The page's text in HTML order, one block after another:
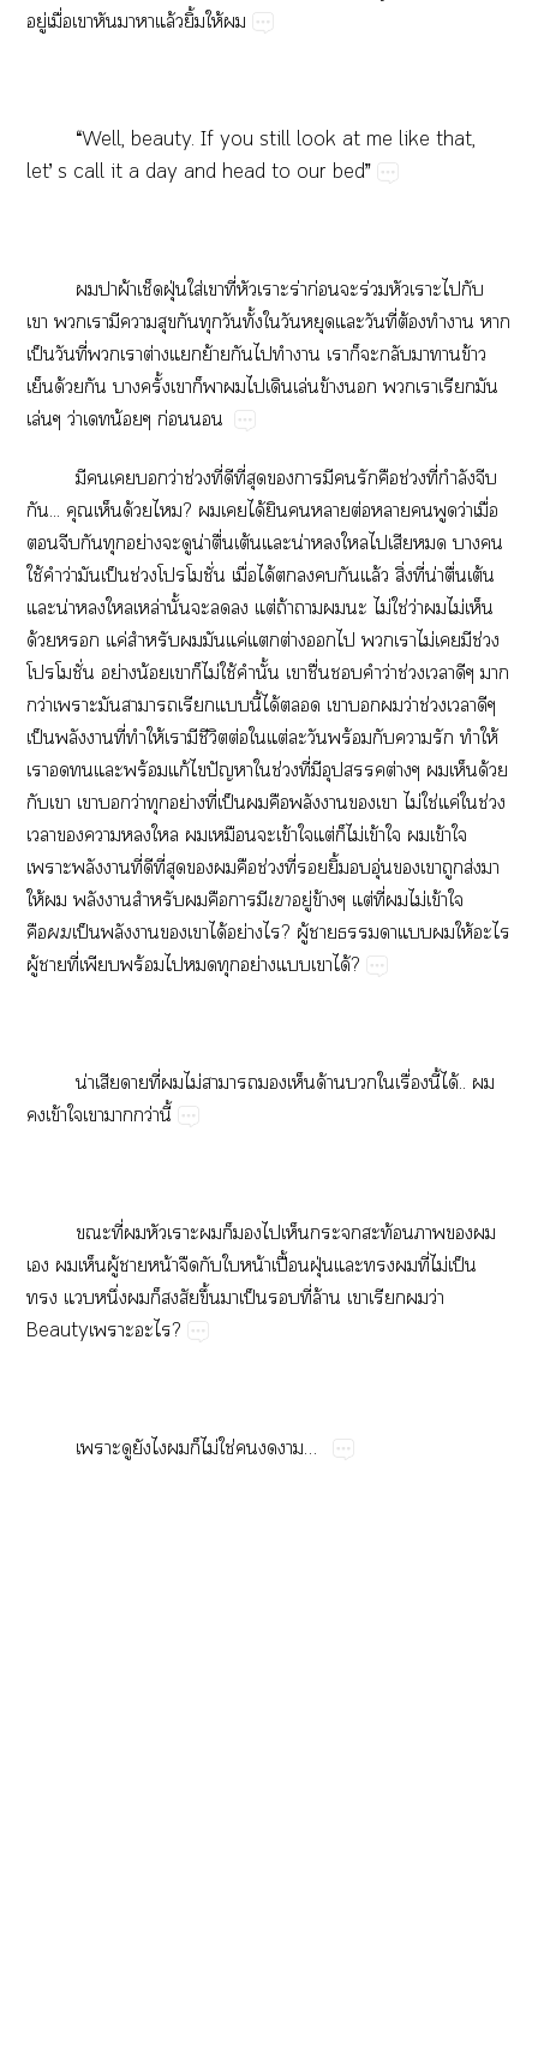
ู่​ื่​​​​​ล้​ิ้​ให้​
“Well,​beauty.​If​you​still​look​at​me​like​that,​
let’​s​call​it​a​day​and​head​to​our​bed”
​​ผ้​​ฝุ่​ใส่​​ี่​​ร่​ก่​​ร่​​​​
​​​​​​​​​ั้​​​​​ี่​ต้​​​​
ป็​ี่​​​ต่​​ย้​​​​​​​​​​​ข้​
​ด้​​​ั้​​​​​​​ล่​ข้​​​​​​
ล่​ว่น้​ก่​
​​​​ว่​ช่​ี่​​ี่​​​​​​​​ช่​ี่​ำ​​
...​​​ด้​?​​​ได้​​​​ต่​​​​ว่​ื่​
​​​​ย่​​​น่​ื่​ต้​​น่​​​​​​​
ใช้​​ว่​​ป็​ช่​ั่​ื่​ได้​​​​​ล้​ิ่​ี่​น่​ื่​ต้​
​น่​​ล่​ั้​​​ต่​ถ้​​​​ไม่​ใช่​ว่​​ไม่​​
ด้​​ค่​​​​ค่​​ต่​​​​​ไม่​​​ช่​
ั่​ย่​น้​​​ไม่​ใช้​​ั้​​ื่​​​ว่​ช่​​​​
ว่​​​​​​ี้​ได้​​​​​ว่​ช่​​​
ป็​​​ี่​​ให้​​​ี​ต่​​ต่​​​ร้​​​​​ให้​
​​​​ร้​ก้​​ปั​​ช่​ี่​​​ต่​​​ด้​
​​​​ว่​​ย่​ี่​ป็​​​​​​​ไม่​ใช่​ค่​​ช่​
​​​​​​​ข้​​ต่​​ไม่​ข้​​​ข้​​
​​​ี่​​ี่​​​​​ช่​ี่​​ิ้​​ุ่​​​​ส่​​
ให้​​​​​​​​ู่​ข้​ต่​ี่​​ไม่​ข้​​
ป็​​​​​ได้​ย่​?​ู้​​​​​​ให้​​
ู้​​ี่​​ร้​​​​ย่​​​ได้?
น่​​​ี่​​ไม่​​​​ด้​​​ื่​ี้​ได้..​​
​ข้​​​​ว่​ี้
​ี่​​​​​​​​​ท้​​​​
​​​ู้​​น้​​​​น้​ปื้​ฝุ่​​​​ี่​ไม่​ป็​
​​ึ่​​​​ึ้​​ป็​​ี่​ล้​​​​ว่​
Beauty​?
​​​​​​ไม่​ใช่​​​…